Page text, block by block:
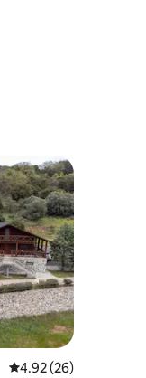
平均评分 4.92 分（满
4.92 (26)